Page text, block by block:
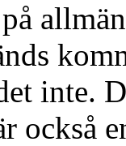
inte.
också